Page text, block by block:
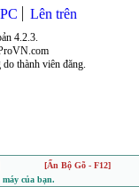
Lên trên
4.2.3.
thành viên đăng.
[Ẩn Bộ Gõ - F12]
của bạn.